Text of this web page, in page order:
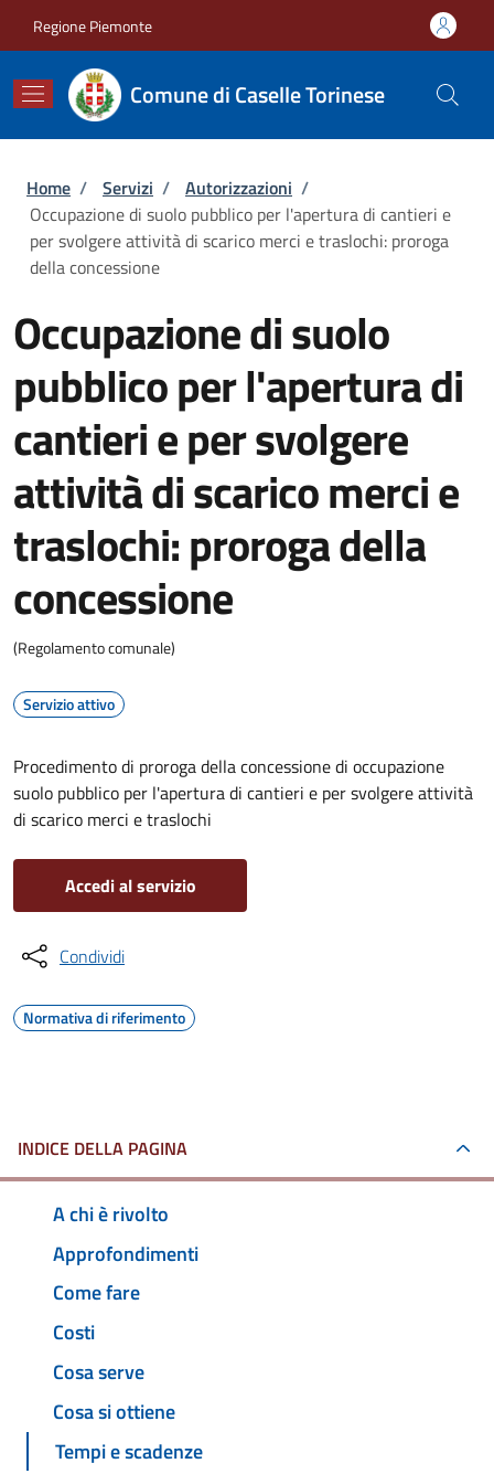
Regione Piemonte
Comune di Caselle Torinese
Briciole di pane
Home / Servizi / Autorizzazioni /
Occupazione di suolo pubblico per l'apertura di cantieri e
per svolgere attività di scarico merci e traslochi: proroga
della concessione
Occupazione di suolo
pubblico per l'apertura di
cantieri e per svolgere
attività di scarico merci e
traslochi: proroga della
concessione
(Regolamento comunale)
Servizio attivo
Procedimento di proroga della concessione di occupazione
suolo pubblico per l'apertura di cantieri e per svolgere attività
di scarico merci e traslochi
Accedi al servizio
Condividi
Normativa di riferimento
INDICE DELLA PAGINA
A chi è rivolto
Approfondimenti
Come fare
Costi
Cosa serve
Cosa si ottiene
Tempi e scadenze